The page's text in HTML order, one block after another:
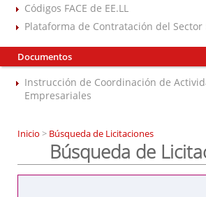
Códigos FACE de EE.LL
Plataforma de Contratación del Sector
Documentos
Instrucción de Coordinación de
Empresariales
Inicio > Búsqueda de Licitaciones
Búsqueda de